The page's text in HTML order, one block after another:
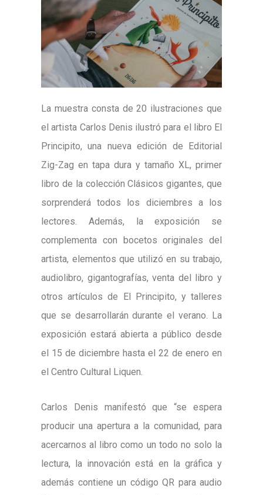
La muestra consta de 20 ilustraciones que
el artista Carlos Denis ilustró para el libro El
Principito, una nueva edición de Editorial
Zig-Zag en tapa dura y tamaño XL, primer
libro de la colección Clásicos gigantes, que
sorprenderá todos los diciembres a los
lectores. Además, la exposición se
complementa con bocetos originales del
artista, elementos que utilizó en su trabajo,
audiolibro, gigantografías, venta del libro y
otros artículos de El Principito, y talleres
que se desarrollarán durante el verano. La
exposición estará abierta a público desde
el 15 de diciembre hasta el 22 de enero en
el Centro Cultural Liquen.
Carlos Denis manifestó que “se espera
producir una apertura a la comunidad, para
acercarnos al libro como un todo no solo la
lectura, la innovación está en la gráfica y
además contiene un código QR para audio